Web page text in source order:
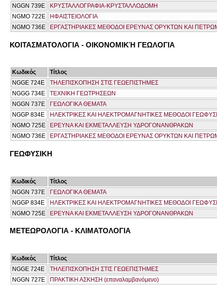
NGGN 739E
ΚΡΥΣΤΑΛΛΟΓΡΑΦΙΑ-ΚΡΥΣΤΑΛΛΟΔΟΜΗ
NGMO 722Ε
ΗΦΑΙΣΤΕΙΟΛΟΓΙΑ
NGMO 736Ε
ΕΡΓΑΣΤΗΡΙΑΚΕΣ ΜΕΘΟΔΟΙ ΕΡΕΥΝΑΣ ΟΡΥΚΤΩΝ ΚΑΙ
ΚΟΙΤΑΣΜΑΤΟΛΟΓΙΑ - ΟΙΚΟΝΟΜΙΚΉ ΓΕΩΛΟΓΙΑ
Κωδικός
Τίτλος
NGGE 724E
ΤΗΛΕΠΙΣΚΟΠΗΣΗ ΣΤΙΣ ΓΕΩΕΠΙΣΤΗΜΕΣ
NGGG 734Ε
ΤΕΧΝΙΚΗ ΓΕΩΤΡΗΣΕΩΝ
NGGN 737Ε
ΓΕΩΛΟΓΙΚΑ ΘΕΜΑΤΑ
NGGP 834E
ΗΛΕΚΤΡΙΚΕΣ ΚΑΙ ΗΛΕΚΤΡΟΜΑΓΝΗΤΙΚΕΣ ΜΕΘΟΔΟΙ
NGMO 725Ε
ΕΡΕΥΝΑ ΚΑΙ ΕΚΜΕΤΑΛΛΕΥΣΗ ΥΔΡΟΓΟΝΑΝΘΡΑΚΩΝ
NGMO 736Ε
ΕΡΓΑΣΤΗΡΙΑΚΕΣ ΜΕΘΟΔΟΙ ΕΡΕΥΝΑΣ ΟΡΥΚΤΩΝ ΚΑΙ
ΓΕΩΦΥΣΙΚΗ
Κωδικός
Τίτλος
NGGN 737Ε
ΓΕΩΛΟΓΙΚΑ ΘΕΜΑΤΑ
NGGP 834E
ΗΛΕΚΤΡΙΚΕΣ ΚΑΙ ΗΛΕΚΤΡΟΜΑΓΝΗΤΙΚΕΣ ΜΕΘΟΔΟΙ
NGMO 725Ε
ΕΡΕΥΝΑ ΚΑΙ ΕΚΜΕΤΑΛΛΕΥΣΗ ΥΔΡΟΓΟΝΑΝΘΡΑΚΩΝ
ΜΕΤΕΩΡΟΛΟΓΙΑ - ΚΛΙΜΑΤΟΛΟΓΙΑ
Κωδικός
Τίτλος
NGGE 724E
ΤΗΛΕΠΙΣΚΟΠΗΣΗ ΣΤΙΣ ΓΕΩΕΠΙΣΤΗΜΕΣ
NGGN 727E
ΠΡΑΚΤΙΚΗ ΑΣΚΗΣΗ (επαναλαμβανόμενο)